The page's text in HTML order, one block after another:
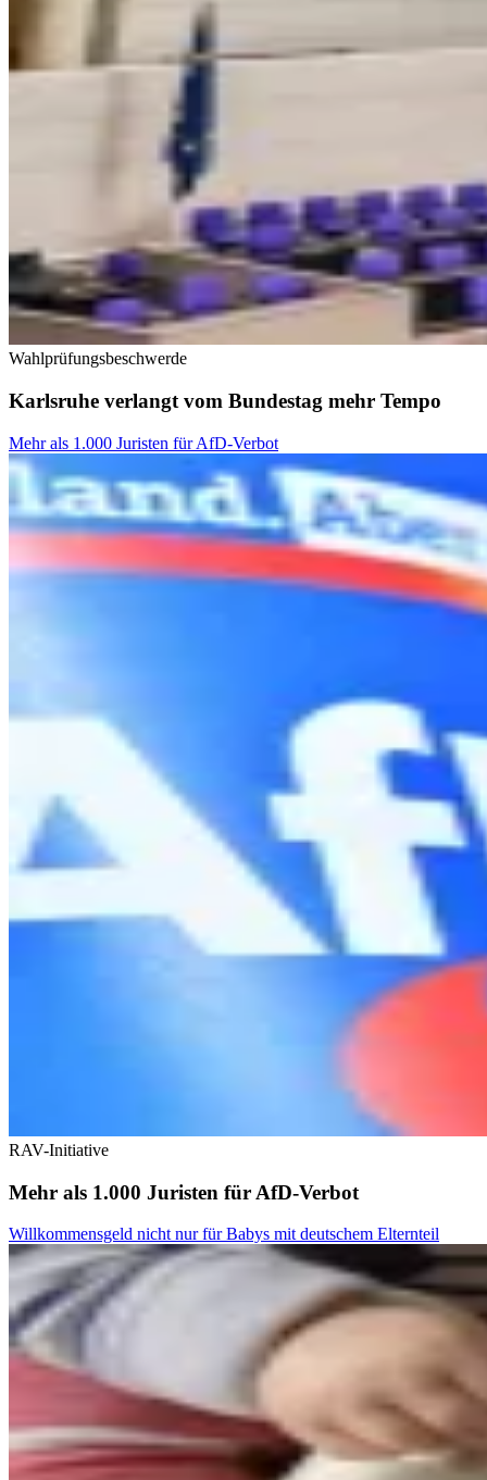
Wahlprüfungsbeschwerde
Karlsruhe verlangt vom Bundestag mehr Tempo
Mehr als 1.000 Juristen für AfD-Verbot
RAV-Initiative
Mehr als 1.000 Juristen für AfD-Verbot
Willkommensgeld nicht nur für Babys mit deutschem Elternteil